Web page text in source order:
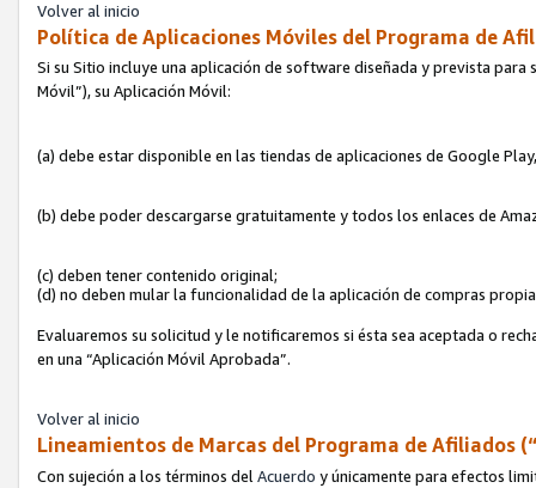
Volver al inicio
Política de Aplicaciones Móviles del Programa de
Si su Sitio incluye una aplicación de software diseñada y prevista
Móvil”), su Aplicación Móvil:
(a) debe estar disponible en las tiendas de aplicaciones de Google
(b) debe poder descargarse gratuitamente y todos los enlaces de
(c) deben tener contenido original;
(d) no deben mular la funcionalidad de la aplicación de compras
Evaluaremos su solicitud y le notificaremos si ésta sea aceptada o
en una “Aplicación Móvil Aprobada”.
Volver al inicio
Lineamientos de Marcas del Programa de Afiliados
Con sujeción a los términos del Acuerdo y únicamente para efectos